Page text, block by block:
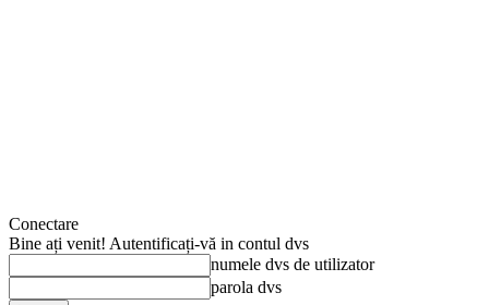
Conectare
Bine ați venit! Autentificați-vă in contul dvs
numele dvs de utilizator
parola dvs